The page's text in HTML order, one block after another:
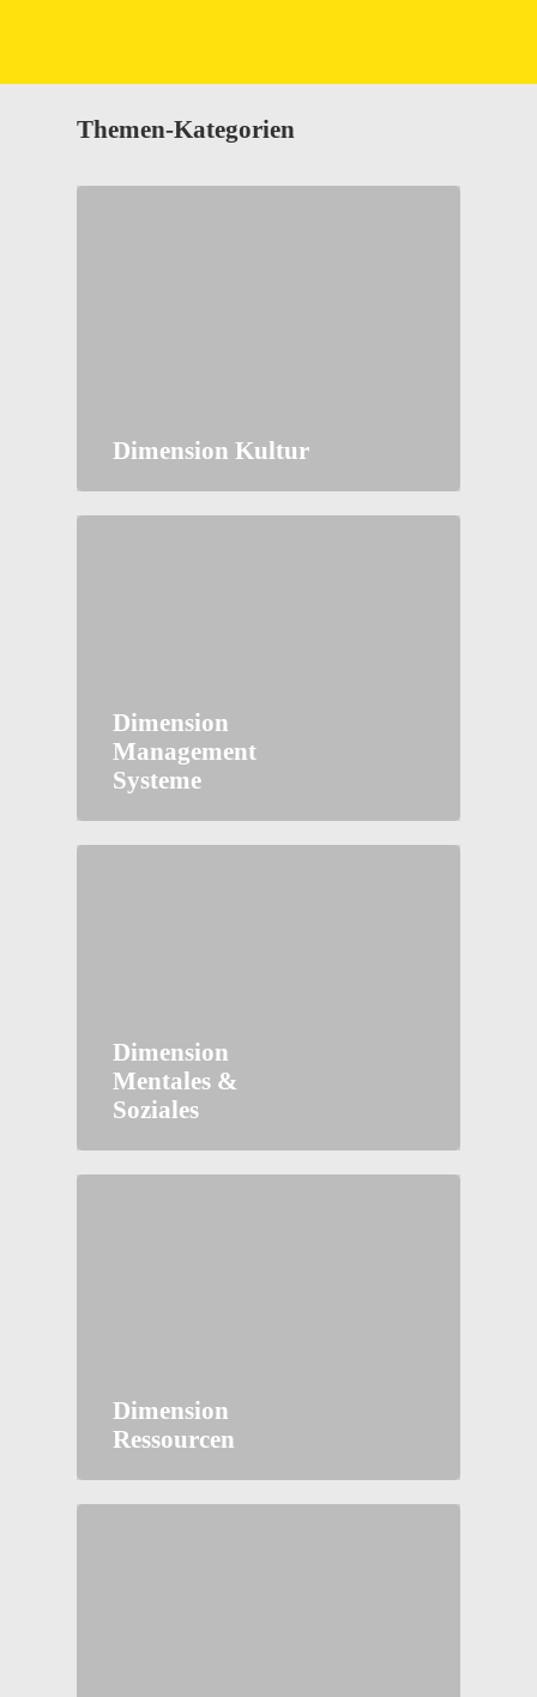
Themen-Kategorien
Dimension Kultur
Dimension
Management
Systeme
Dimension
Mentales &
Soziales
Dimension
Ressourcen